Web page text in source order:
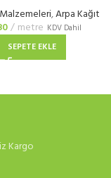
,Arpa Kağıt
metre KDV Dahil
SEPETE EKLE
Kargo